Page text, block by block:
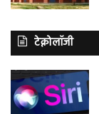
टेक्नोलॉजी